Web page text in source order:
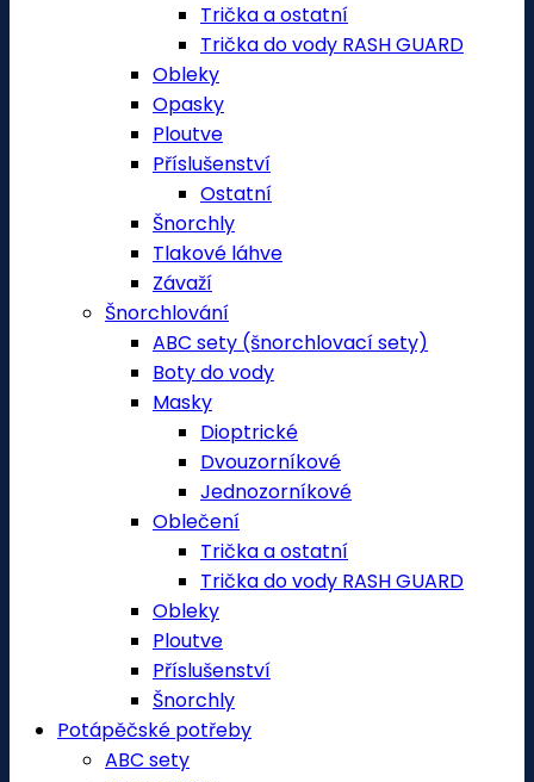
Trička a ostatní
Trička do vody RASH GUARD
Obleky
Opasky
Ploutve
Příslušenství
Ostatní
Šnorchly
Tlakové láhve
Závaží
Šnorchlování
ABC sety (šnorchlovací sety)
Boty do vody
Masky
Dioptrické
Dvouzorníkové
Jednozorníkové
Oblečení
Trička a ostatní
Trička do vody RASH GUARD
Obleky
Ploutve
Příslušenství
Šnorchly
Potápěčské potřeby
ABC sety